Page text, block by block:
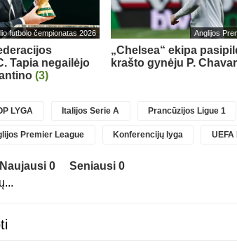
futbolo čempionatas 2026
Tapia negailėjo
(3)
Anglijos
„Chelsea“ ekipa
krašto gynėju P.
LYGA Italijos Serie A Prancūzijos Ligue 1
Premier League Konferencijų lyga UEFA
Naujausi 0
Seniausi 0